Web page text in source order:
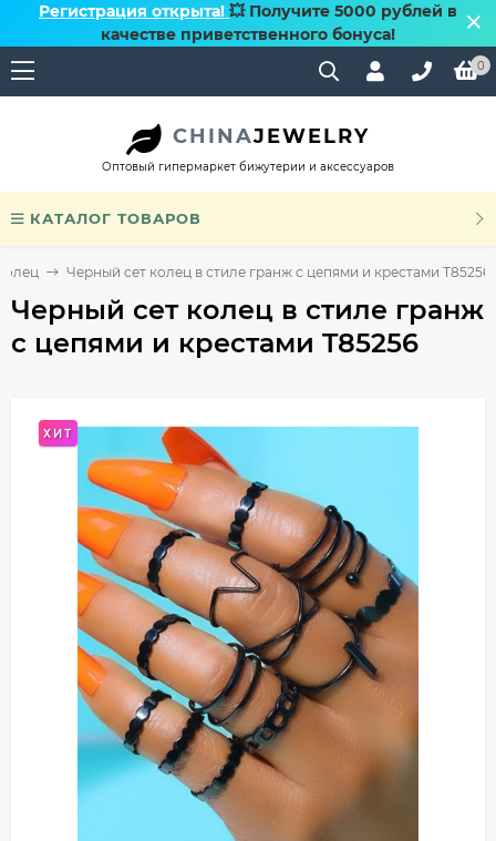
Регистрация открыта! 💥 Получите 5000 рублей в
качестве приветственного бонуса!
0
CHINAJEWELRY
Оптовый гипермаркет бижутерии и аксессуаров
КАТАЛОГ ТОВАРОВ
Черный сет колец в стиле гранж с цепями и крестами T85256
Черный сет колец в стиле гранж
с цепями и крестами T85256
ХИТ